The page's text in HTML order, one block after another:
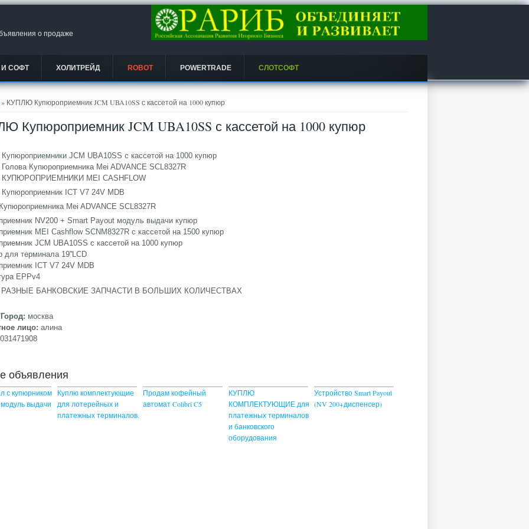
о продаже
СОФТ ХОЛИТРЕЙД ROBOT POWERTRADE СЛОТСОФТ
» КУПЛЮ Купюроприемник JCM UBA10SS с кассетой на 1000 купюр
Купюроприемник JCM UBA10SS с кассетой на 1000 купюр
JCM UBA10SS с кассетой на 1000 купюр
Купюроприемника Mei ADVANCE SCL8327R
MEI CASHFLOW
ICT V7 24V MDB
Mei ADVANCE SCL8327R
NV200 + Smart Payout модуль выдачи купюр
MEI Cashflow SCNM8327R c кассетой на 1500 купюр
JCM UBA10SS с кассетой на 1000 купюр
для терминала 19''LCD
ICT V7 24V MDB
EPPv4
БАНКОВСКИЕ ЗАПЧАСТИ В БОЛЬШИХ КОЛИЧЕСТВАХ
москва
лицо:алина
объявления
с купюрником
выдачи
Куплю комплектующие
для лотерейных и
платежных терминалов.
Продам кофейный
автомат Colibri C5
КУПЛЮ
КОМПЛЕКТУЮЩИЕ для
платежных терминалов
и банковского
оборудования
Устройство Smart Payout
(NV 200+диспенсер)